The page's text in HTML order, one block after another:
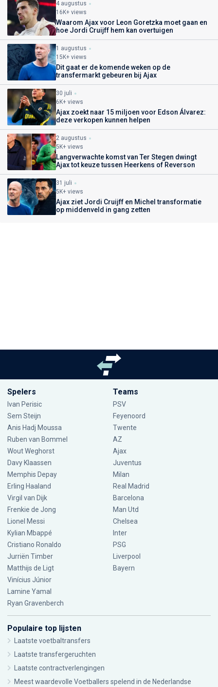
4 augustus
16K+ views
Waarom Ajax voor Leon Goretzka moet gaan en
hoe Jordi Cruijff hem kan overtuigen
1 augustus
15K+ views
Dit gaat er de komende weken op de
transfermarkt gebeuren bij Ajax
30 juli
6K+ views
Ajax zoekt naar 15 miljoen voor Edson Álvarez:
deze verkopen kunnen helpen
2 augustus
5K+ views
Langverwachte komst van Ter Stegen dwingt
Ajax tot keuze tussen Heerkens of Reverson
31 juli
5K+ views
Ajax ziet Jordi Cruijff en Michel transformatie
op middenveld in gang zetten
Spelers
Ivan Perisic
Sem Steijn
Anis Hadj Moussa
Ruben van Bommel
Wout Weghorst
Davy Klaassen
Memphis Depay
Erling Haaland
Virgil van Dijk
Frenkie de Jong
Lionel Messi
Kylian Mbappé
Cristiano Ronaldo
Jurriën Timber
Matthijs de Ligt
Vinícius Júnior
Lamine Yamal
Ryan Gravenberch
Teams
PSV
Feyenoord
Twente
AZ
Ajax
Juventus
Milan
Real Madrid
Barcelona
Man Utd
Chelsea
Inter
PSG
Liverpool
Bayern
Populaire top lijsten
Laatste voetbaltransfers
Laatste transfergeruchten
Laatste contractverlengingen
Meest waardevolle Voetballers spelend in de Nederlandse